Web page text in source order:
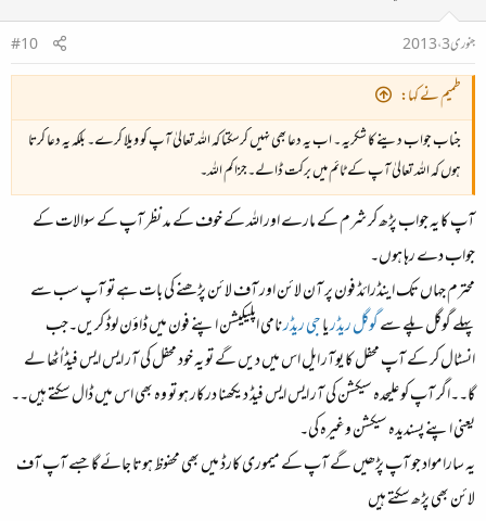
جنوری 3، 2013
#10
طمیم نے کہا:
جناب جواب دینے کا شکریہ ۔ اب یہ دعا بھی نہیں کرسکتا کہ اللہ تعالیٰ آپ کو ویلا کرے۔ بلکہ یہ دعا کرتا
ہوں کہ اللہ تعالیٰ آپ کے ٹائم میں برکت ڈالے۔جزاکم اللہ۔
آپ کا یہ جواب پڑھ کر شرم کے مارے اور اللہ کے خوف کے مد نظر آپ کے سوالات کے
جواب دے رہا ہوں۔
محترم جہاں تک اینڈرائڈ فون پر آن لائن اور آف لائن پڑھنے کی بات ہے تو آپ سب سے
پہلے گوگل پلے سےگوگل ریڈریاجی ریڈرنامی اپلیکیشن اپنے فون میں ڈاؤن لوڈ کریں۔جب
انسٹال کر کے آپ محفل کا یوآر ایل اس میں دیں گے تو یہ خود محفل کی آر ایس ایس فیڈ اُٹھا لے
گا۔۔اگر آپ کو علیحدہ سیکشن کی آر ایس ایس فیڈ دیکھنا درکار ہو تو وہ بھی اس میں ڈال سکتے ہیں۔۔
یعنی اپنے پسندیدہ سیکشن وغیرہ کی۔
یہ سارا مواد جو آپ پڑھیں گے آپ کے میموری کارڈ میں بھی محفوظ ہوتا جائے گا جسے آپ آف
لائن بھی پڑھ سکتے ہیں